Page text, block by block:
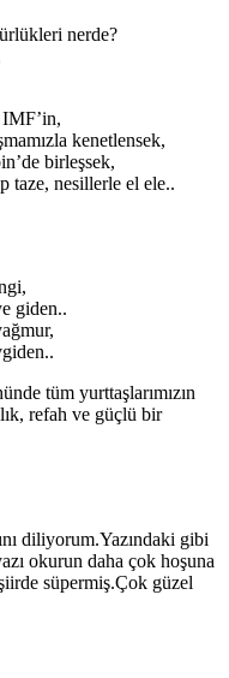
nerde?
IMF’in,
kenetlensek,
birleşsek,
taze, nesillerle el ele..
giden..
tüm yurttaşlarımızın
refah ve güçlü bir
diliyorum.Yazındaki gibi
okurun daha çok hoşuna
süpermiş.Çok güzel